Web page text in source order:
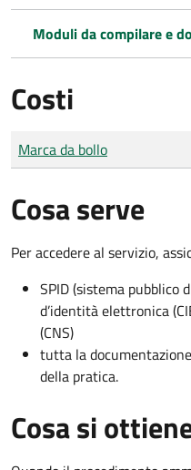
Moduli da compilare e
Costi
Tipo di pagamento
Importo
Marca da bollo
Cosa serve
Per accedere al servizio,
SPID (sistema pubblico
d’identità elettronica
(CNS)
tutta la
della pratica.
Cosa si